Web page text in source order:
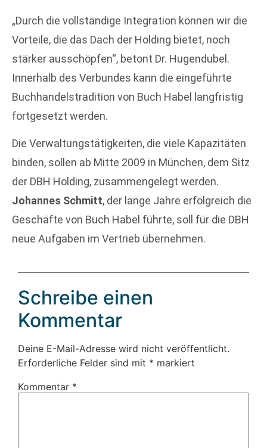
„Durch die vollständige Integration können wir die
Vorteile, die das Dach der Holding bietet, noch
stärker ausschöpfen“, betont Dr. Hugendubel.
Innerhalb des Verbundes kann die eingeführte
Buchhandelstradition von Buch Habel langfristig
fortgesetzt werden.
Die Verwaltungstätigkeiten, die viele Kapazitäten
binden, sollen ab Mitte 2009 in München, dem Sitz
der DBH Holding, zusammengelegt werden.
Johannes Schmitt, der lange Jahre erfolgreich die
Geschäfte von Buch Habel führte, soll für die DBH
neue Aufgaben im Vertrieb übernehmen.
Schreibe einen
Kommentar
Deine E-Mail-Adresse wird nicht veröffentlicht.
Erforderliche Felder sind mit * markiert
Kommentar *